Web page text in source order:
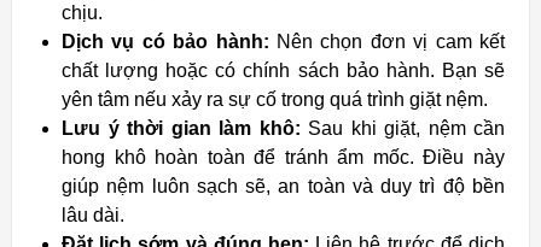
chịu.
Dịch vụ có bảo hành: Nên chọn đơn vị cam kết
chất lượng hoặc có chính sách bảo hành. Bạn sẽ
yên tâm nếu xảy ra sự cố trong quá trình giặt nệm.
Lưu ý thời gian làm khô: Sau khi giặt, nệm cần
hong khô hoàn toàn để tránh ẩm mốc. Điều này
giúp nệm luôn sạch sẽ, an toàn và duy trì độ bền
lâu dài.